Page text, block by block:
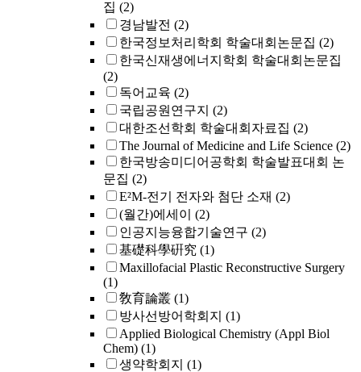
집 (2)
경남발전 (2)
한국정보처리학회 학술대회논문집 (2)
한국신재생에너지학회 학술대회논문집
(2)
독어교육 (2)
국립공원연구지 (2)
대한조선학회 학술대회자료집 (2)
The Journal of Medicine and Life Science (2)
한국방송미디어공학회 학술발표대회 논
문집 (2)
E²M-전기 전자와 첨단 소재 (2)
(월간)에세이
(2)
인공지능융합기술연구 (2)
基礎科學硏究 (1)
Maxillofacial Plastic Reconstructive Surgery
(1)
敎育論叢 (1)
방사선방어학회지 (1)
Applied Biological Chemistry (Appl Biol
Chem) (1)
생약학회지 (1)